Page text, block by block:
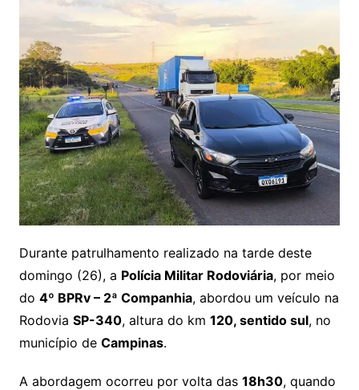
Durante patrulhamento realizado na tarde deste
domingo (26), a Polícia Militar Rodoviária, por meio
do 4º BPRv – 2ª Companhia, abordou um veículo na
Rodovia SP-340, altura do km 120, sentido sul, no
município de Campinas.
A abordagem ocorreu por volta das 18h30, quando